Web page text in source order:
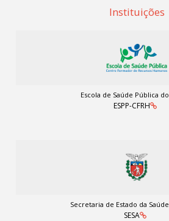
Instituições
Escola de Saúde Pública
ESPP-CFRH
Secretaria de Estado da
SESA